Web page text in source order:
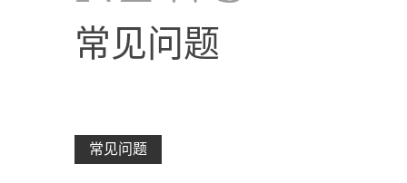
常见问题
常见问题